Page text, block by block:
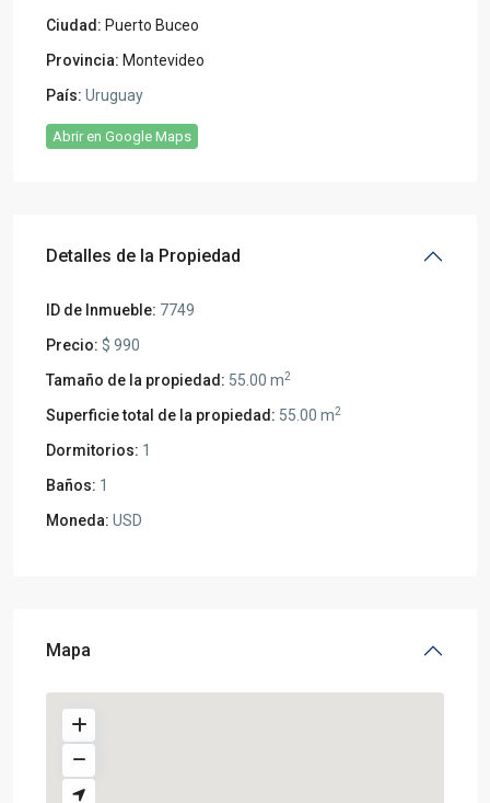
Ciudad: Puerto Buceo
Provincia: Montevideo
País: Uruguay
Abrir en Google Maps
Detalles de la Propiedad
ID de Inmueble: 7749
Precio: $ 990
Tamaño de la propiedad: 55.00 m2
Superficie total de la propiedad: 55.00 m2
Dormitorios: 1
Baños: 1
Moneda: USD
Mapa